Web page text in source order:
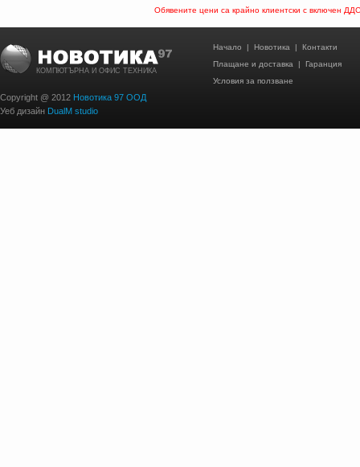
Обявените цени са крайно клиентски с включен ДДС
КОМПЮТЪРНА И ОФИС ТЕХНИКА
Copyright @ 2012 Новотика 97 ООД
Уеб дизайн DualM studio
Начало | Новотика | Контакти
Плащане и доставка | Гаранция
Условия за ползване